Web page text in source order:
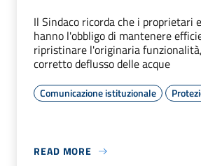
Il Sindaco ricorda che i proprietari
hanno l'obbligo di mantenere
ripristinare l'originaria
corretto deflusso delle acque
Comunicazione istituzionale
READ MORE